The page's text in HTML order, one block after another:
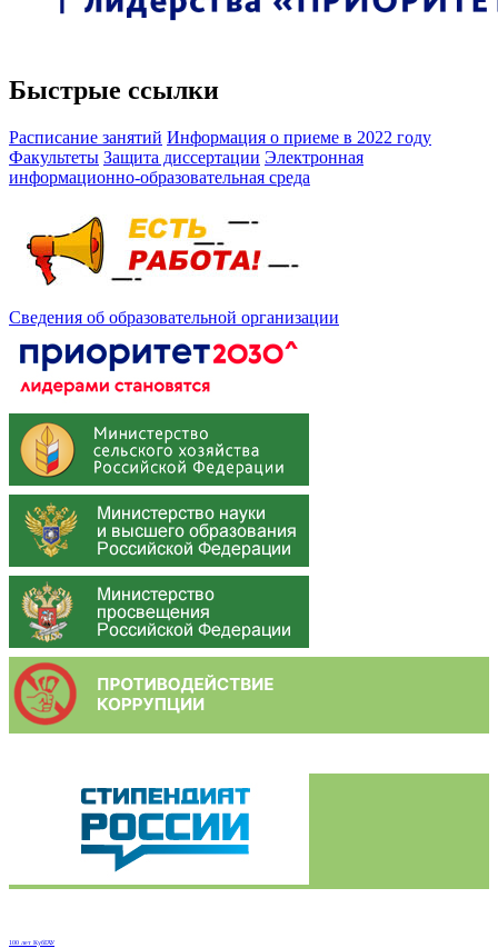
Быстрые ссылки
Расписание занятий Информация о приеме в 2022 году
Факультеты Защита диссертации Электронная
информационно-образовательная среда
Сведения об образовательной организации
100 лет КубГАУ